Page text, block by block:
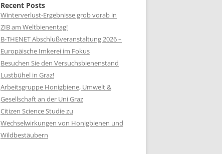
Recent Posts
Winterverlust-Ergebnisse grob vorab in
ZIB am Weltbienentag!
B-THENET Abschlußveranstaltung 2026 –
Europäische Imkerei im Fokus
Besuchen Sie den Versuchsbienenstand
Lustbühel in Graz!
Arbeitsgruppe Honigbiene, Umwelt &
Gesellschaft an der Uni Graz
Citizen Science Studie zu
Wechselwirkungen von Honigbienen und
Wildbestäubern